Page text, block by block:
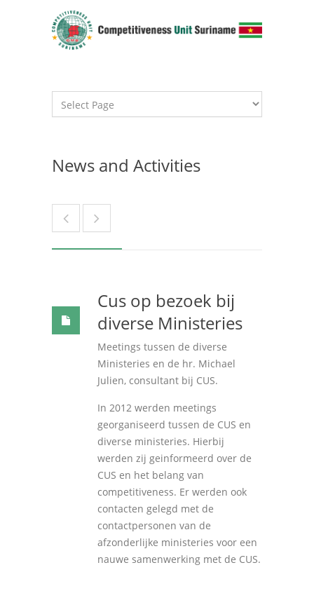
News and Activities
Cus op bezoek bij
diverse Ministeries
Meetings tussen de diverse
Ministeries en de hr. Michael
Julien, consultant bij CUS.
In 2012 werden meetings
georganiseerd tussen de CUS en
diverse ministeries. Hierbij
werden zij geinformeerd over de
CUS en het belang van
competitiveness. Er werden ook
contacten gelegd met de
contactpersonen van de
afzonderlijke ministeries voor een
nauwe samenwerking met de CUS.